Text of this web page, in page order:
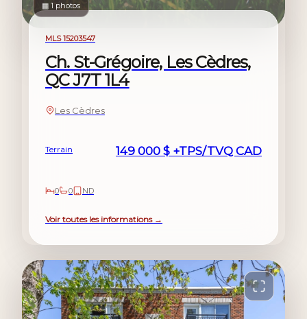
À vendre
▦ 1 photos
MLS 15203547
Ch. St-Grégoire, Les Cèdres,
QC J7T 1L4
Les Cèdres
Terrain 149 000 $ +TPS/TVQ CAD
0 0 ND
Voir toutes les informations →